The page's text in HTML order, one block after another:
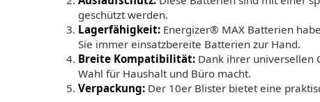
geschützt werden.
Lagerfähigkeit: Energizer® MAX Batterien
Sie immer einsatzbereite Batterien zur Hand.
Breite Kompatibilität: Dank ihrer universellen
Wahl für Haushalt und Büro macht.
Verpackung: Der 10er Blister bietet eine